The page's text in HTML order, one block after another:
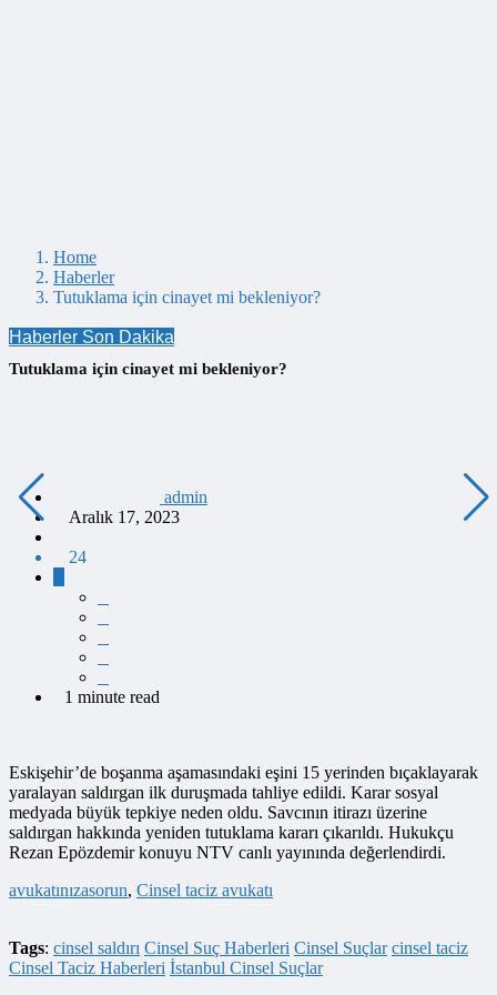
Home
Haberler
Tutuklama için cinayet mi bekleniyor?
Haberler Son Dakika
Tutuklama için cinayet mi bekleniyor?
admin
Aralık 17, 2023
24
1 minute read
Eskişehir’de boşanma aşamasındaki eşini 15 yerinden bıçaklayarak
yaralayan saldırgan ilk duruşmada tahliye edildi. Karar sosyal
medyada büyük tepkiye neden oldu. Savcının itirazı üzerine
saldırgan hakkında yeniden tutuklama kararı çıkarıldı. Hukukçu
Rezan Epözdemir konuyu NTV canlı yayınında değerlendirdi.
avukatınızasorun, Cinsel taciz avukatı
Tags: cinsel saldırı Cinsel Suç Haberleri Cinsel Suçlar cinsel taciz
Cinsel Taciz Haberleri İstanbul Cinsel Suçlar